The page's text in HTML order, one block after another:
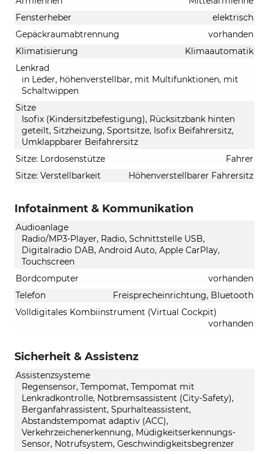
Fensterheber
elektrisch
Gepäckraumabtrennung
vorhanden
Klimatisierung
Klimaautomatik
Lenkrad
in Leder, höhenverstellbar, mit Multifunktionen, mit
Schaltwippen
Sitze
Isofix (Kindersitzbefestigung), Rücksitzbank hinten
geteilt, Sitzheizung, Sportsitze, Isofix Beifahrersitz,
Umklappbarer Beifahrersitz
Sitze: Lordosenstütze
Fahrer
Sitze: Verstellbarkeit
Höhenverstellbarer Fahrersitz
Infotainment & Kommunikation
Audioanlage
Radio/MP3-Player, Radio, Schnittstelle USB,
Digitalradio DAB, Android Auto, Apple CarPlay,
Touchscreen
Bordcomputer
vorhanden
Telefon
Freisprecheinrichtung, Bluetooth
Volldigitales Kombiinstrument (Virtual Cockpit)
vorhanden
Sicherheit & Assistenz
Assistenzsysteme
Regensensor, Tempomat, Tempomat mit
Lenkradkontrolle, Notbremsassistent (City-Safety),
Berganfahrassistent, Spurhalteassistent,
Abstandstempomat adaptiv (ACC),
Verkehrzeichenerkennung, Müdigkeitserkennungs-
Sensor, Notrufsystem, Geschwindigkeitsbegrenzer